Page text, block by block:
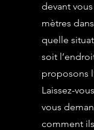
devant
mètres
quelle
soit
proposons
Laissez-
vous
comment